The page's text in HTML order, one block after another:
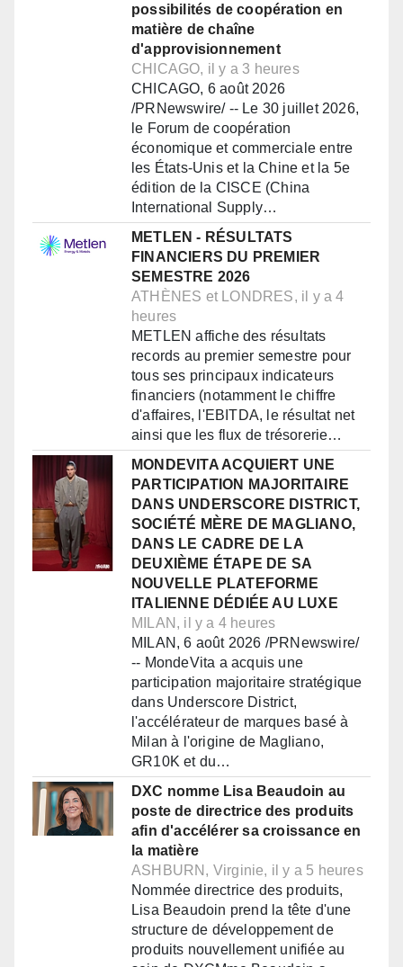
possibilités de coopération en
matière de chaîne
d'approvisionnement
CHICAGO, il y a 3 heures
CHICAGO, 6 août 2026
/PRNewswire/ -- Le 30 juillet 2026,
le Forum de coopération
économique et commerciale entre
les États-Unis et la Chine et la 5e
édition de la CISCE (China
International Supply…
METLEN - RÉSULTATS
FINANCIERS DU PREMIER
SEMESTRE 2026
ATHÈNES et LONDRES, il y a 4
heures
METLEN affiche des résultats
records au premier semestre pour
tous ses principaux indicateurs
financiers (notamment le chiffre
d'affaires, l'EBITDA, le résultat net
ainsi que les flux de trésorerie…
MONDEVITA ACQUIERT UNE
PARTICIPATION MAJORITAIRE
DANS UNDERSCORE DISTRICT,
SOCIÉTÉ MÈRE DE MAGLIANO,
DANS LE CADRE DE LA
DEUXIÈME ÉTAPE DE SA
NOUVELLE PLATEFORME
ITALIENNE DÉDIÉE AU LUXE
MILAN, il y a 4 heures
MILAN, 6 août 2026 /PRNewswire/
-- MondeVita a acquis une
participation majoritaire stratégique
dans Underscore District,
l'accélérateur de marques basé à
Milan à l'origine de Magliano,
GR10K et du…
DXC nomme Lisa Beaudoin au
poste de directrice des produits
afin d'accélérer sa croissance en
la matière
ASHBURN, Virginie, il y a 5 heures
Nommée directrice des produits,
Lisa Beaudoin prend la tête d'une
structure de développement de
produits nouvellement unifiée au